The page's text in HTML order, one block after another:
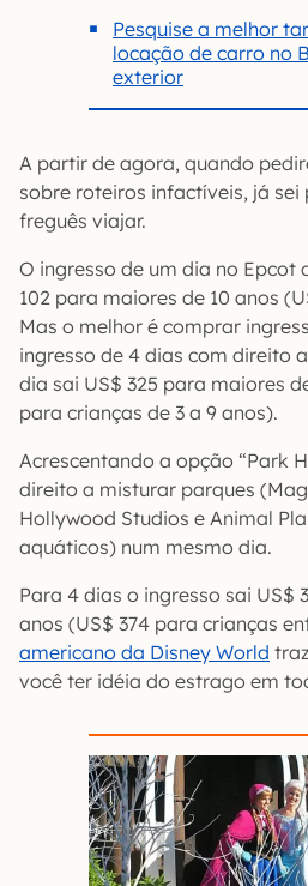
Pesquise a melhor
locação de carro no
exterior
A partir de agora, quando
sobre roteiros infactíveis, já
freguês viajar.
O ingresso de um dia no Epcot
102 para maiores de 10 anos
Mas o melhor é comprar
ingresso de 4 dias com direito
dia sai US$ 325 para maiores
para crianças de 3 a 9 anos).
Acrescentando a opção “Park
direito a misturar parques
Hollywood Studios e Animal
aquáticos) num mesmo dia.
Para 4 dias o ingresso sai US$
anos (US$ 374 para crianças
americano da Disney World
você ter idéia do estrago em